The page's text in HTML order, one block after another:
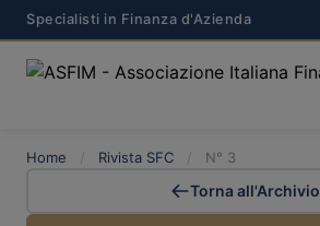
Specialisti in Finanza d'Azienda
Home / Rivista SFC / N° 3
Torna all'Archivio